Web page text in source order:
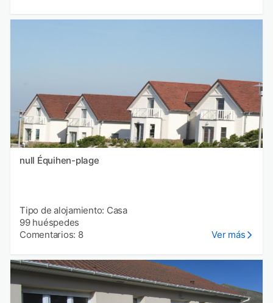
null Équihen-plage
Tipo de alojamiento: Casa
99 huéspedes
Comentarios: 8
Ver más